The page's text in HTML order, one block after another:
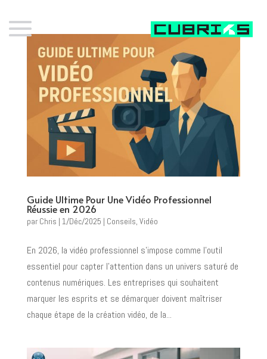
Guide Ultime Pour Une Vidéo Professionnel
Réussie en 2026
par Chris | 1/Déc/2025 | Conseils, Vidéo
En 2026, la vidéo professionnel s’impose comme l’outil
essentiel pour capter l’attention dans un univers saturé de
contenus numériques. Les entreprises qui souhaitent
marquer les esprits et se démarquer doivent maîtriser
chaque étape de la création vidéo, de la...